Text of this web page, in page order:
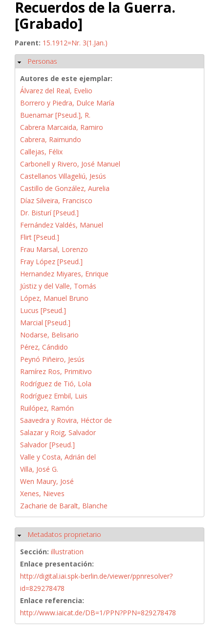
Recuerdos de la Guerra.
[Grabado]
Parent: 15.1912=Nr. 3(1.Jan.)
Ocultar
Personas
Autores de este ejemplar:
Álvarez del Real, Evelio
Borrero y Piedra, Dulce María
Buenamar [Pseud.], R.
Cabrera Marcaida, Ramiro
Cabrera, Raimundo
Callejas, Félix
Carbonell y Rivero, José Manuel
Castellanos Villageliú, Jesús
Castillo de González, Aurelia
Díaz Silveira, Francisco
Dr. Bisturí [Pseud.]
Fernández Valdés, Manuel
Flirt [Pseud.]
Frau Marsal, Lorenzo
Fray López [Pseud.]
Hernandez Miyares, Enrique
Jústiz y del Valle, Tomás
López, Manuel Bruno
Lucus [Pseud.]
Marcial [Pseud.]
Nodarse, Belisario
Pérez, Cándido
Peynó Piñeiro, Jesús
Ramírez Ros, Primitivo
Rodríguez de Tió, Lola
Rodríguez Embil, Luis
Ruilópez, Ramón
Saavedra y Rovira, Héctor de
Salazar y Roig, Salvador
Salvador [Pseud.]
Valle y Costa, Adrián del
Villa, José G.
Wen Maury, José
Xenes, Nieves
Zacharie de Baralt, Blanche
Ocultar
Metadatos proprietario
Sección: illustration
Enlace presentación:
http://digital.iai.spk-berlin.de/viewer/ppnresolver?
id=829278478
Enlace referencia:
http://www.iaicat.de/DB=1/PPN?PPN=829278478